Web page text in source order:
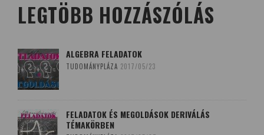
LEGTÖBB HOZZÁSZÓLÁS
ALGEBRA FELADATOK
TUDOMÁNYPLÁZA 2017/05/23
FELADATOK ÉS MEGOLDÁSOK DERIVÁLÁS
TÉMAKÖRBEN